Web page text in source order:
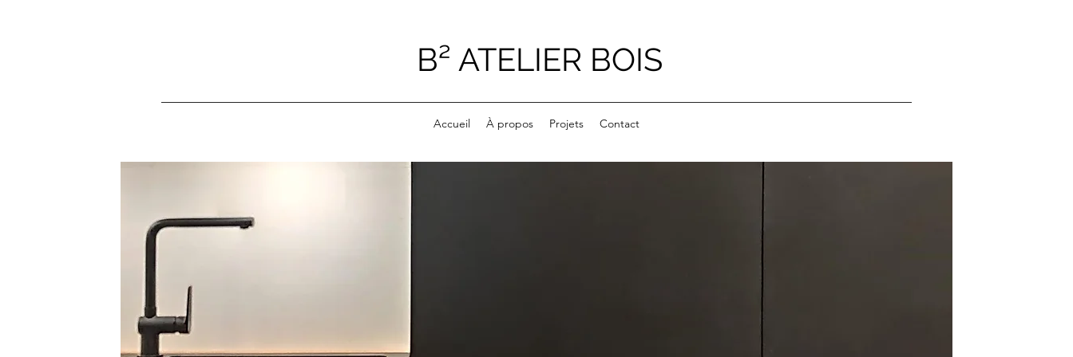
B² ATELIER BOIS
Accueil À propos Projets Contact